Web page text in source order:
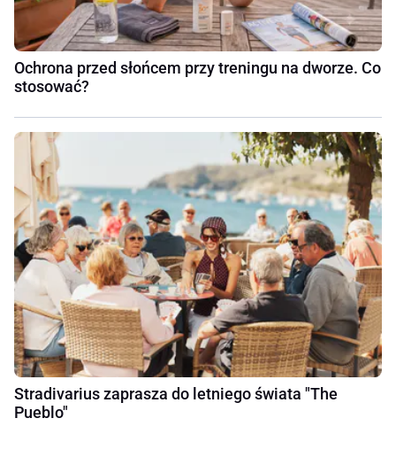
Ochrona przed słońcem przy treningu na dworze. Co
stosować?
Stradivarius zaprasza do letniego świata "The
Pueblo"